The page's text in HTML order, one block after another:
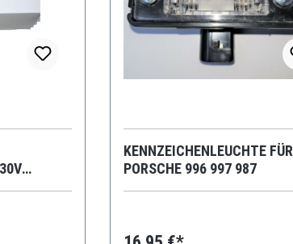
KENNZEICHENLEUCHTE FÜR
PORSCHE 996 997 987